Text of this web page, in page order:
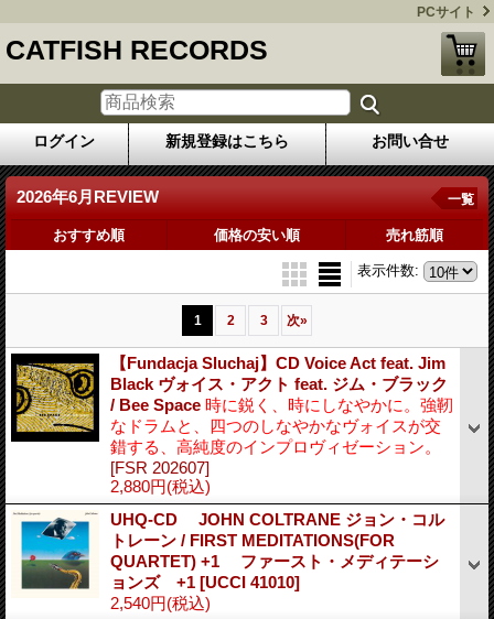
PCサイト
CATFISH RECORDS
ログイン 新規登録はこちら お問い合せ
2026年6月REVIEW 一覧
おすすめ順 価格の安い順 売れ筋順
表示件数:
1 2 3 次»
【Fundacja Sluchaj】CD Voice Act feat. Jim
Black ヴォイス・アクト feat. ジム・ブラック
/ Bee Space 時に鋭く、時にしなやかに。強靭
なドラムと、四つのしなやかなヴォイスが交
錯する、高純度のインプロヴィゼーション。
[FSR 202607]
2,880円(税込)
UHQ-CD JOHN COLTRANE ジョン・コル
トレーン / FIRST MEDITATIONS(FOR
QUARTET) +1 ファースト・メディテーシ
ョンズ +1 [UCCI 41010]
2,540円(税込)